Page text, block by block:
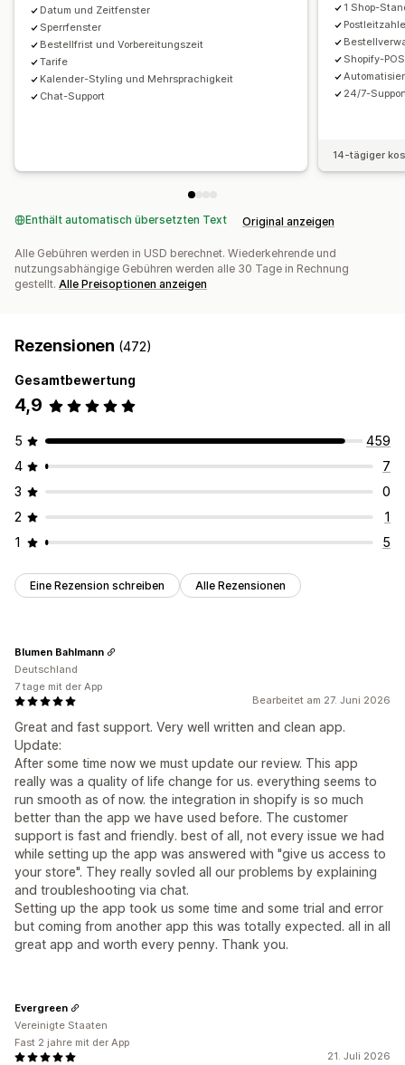
SMS-Benachrichtigungen
E-Mail-Benachrichtigungen
Nachverfolgung von Bestellungen
Zustellungsnachweis
Routenoptimierung
Datum und Zeitfenster
Sperrfenster
Bestellfrist und Vorbereitungszeit
Tarife
Kalender-Styling und Mehrsprachigkeit
Chat-Support
1 Shop-
Shopify-
24/7-
14-tägiger
Enthält automatisch übersetzten Text Original anzeigen
Alle Gebühren werden in USD berechnet. Wiederkehrende und
nutzungsabhängige Gebühren werden alle 30 Tage in Rechnung
gestellt. Alle Preisoptionen anzeigen
Rezensionen (472)
Gesamtbewertung
4,9
5
459
4
7
3
0
2
1
1
5
Eine Rezension schreiben Alle Rezensionen
Bearbeitet am 27. Juni 2026
Great and fast support. Very well written and clean app.
Update:
After some time now we must update our review. This app
really was a quality of life change for us. everything seems to
run smooth as of now. the integration in shopify is so much
better than the app we have used before. The customer
support is fast and friendly. best of all, not every issue we had
while setting up the app was answered with "give us access to
your store". They really sovled all our problems by explaining
and troubleshooting via chat.
Setting up the app took us some time and some trial and error
but coming from another app this was totally expected. all in all
great app and worth every penny. Thank you.
Blumen Bahlmann
Deutschland
7 tage mit der App
21. Juli 2026
Evergreen
Vereinigte Staaten
Fast 2 jahre mit der App